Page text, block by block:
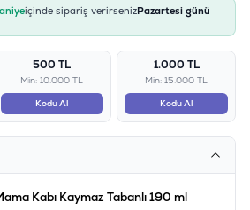
içinde sipariş verirsenizPazartesi günü
500 TL
Min: 10.000 TL
Kodu Al
1.000 TL
Min: 15.000 TL
Kodu Al
Kabı Kaymaz Tabanlı 190 ml